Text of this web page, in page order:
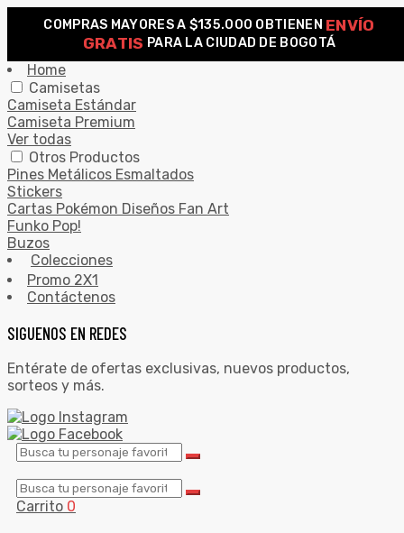
COMPRAS MAYORES A $135.000 OBTIENEN ENVÍO
GRATIS PARA LA CIUDAD DE BOGOTÁ
SEARCH
Home
Camisetas
Camiseta Estándar
Camiseta Premium
Ver todas
Otros Productos
Pines Metálicos Esmaltados
Stickers
Cartas Pokémon Diseños Fan Art
Funko Pop!
Buzos
Colecciones
Promo 2X1
Contáctenos
SIGUENOS EN REDES
Entérate de ofertas exclusivas, nuevos productos,
sorteos y más.
Carrito 0